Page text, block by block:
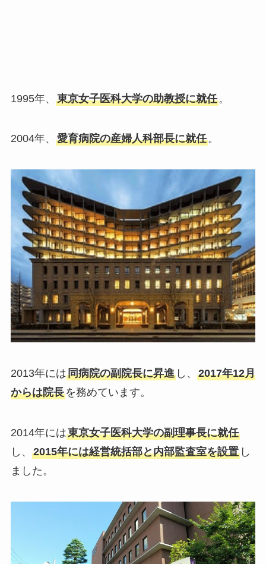
1995年、 東京女子医科大学の助教授に就任。
2004年、 愛育病院の産婦人科部長に就任。
2013年には同病院の副院長に昇進し、 2017年12月
からは院長を務めています。
2014年には東京女子医科大学の副理事長に就任
し、 2015年には経営統括部と内部監査室を設置し
ました。